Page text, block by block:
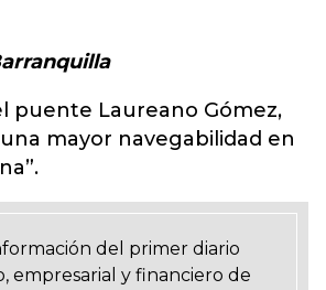
puente Laureano Gómez,
mayor navegabilidad en
del primer diario
empresarial y financiero de